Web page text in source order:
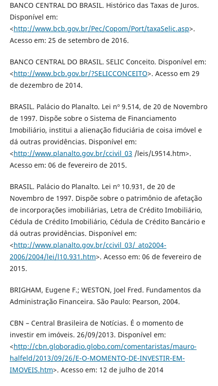
BANCO CENTRAL DO BRASIL. Histórico das Taxas de Juros.
Disponível em:
<http://www.bcb.gov.br/Pec/Copom/Port/taxaSelic.asp>.
Acesso em: 25 de setembro de 2016.
BANCO CENTRAL DO BRASIL. SELIC Conceito. Disponível em:
<http://www.bcb.gov.br/?SELICCONCEITO>. Acesso em 29
de dezembro de 2014.
BRASIL. Palácio do Planalto. Lei nº 9.514, de 20 de Novembro
de 1997. Dispõe sobre o Sistema de Financiamento
Imobiliário, institui a alienação fiduciária de coisa imóvel e
dá outras providências. Disponível em:
<http://www.planalto.gov.br/ccivil_03 /leis/L9514.htm>.
Acesso em: 06 de fevereiro de 2015.
BRASIL. Palácio do Planalto. Lei nº 10.931, de 20 de
Novembro de 1997. Dispõe sobre o patrimônio de afetação
de incorporações imobiliárias, Letra de Crédito Imobiliário,
Cédula de Crédito Imobiliário, Cédula de Crédito Bancário e
dá outras providências. Disponível em:
<http://www.planalto.gov.br/ccivil_03/_ato2004-
2006/2004/lei/l10.931.htm>. Acesso em: 06 de fevereiro de
2015.
BRIGHAM, Eugene F.; WESTON, Joel Fred. Fundamentos da
Administração Financeira. São Paulo: Pearson, 2004.
CBN – Central Brasileira de Notícias. É o momento de
investir em imóveis. 26/09/2013. Disponível em:
<http://cbn.globoradio.globo.com/comentaristas/mauro-
halfeld/2013/09/26/E-O-MOMENTO-DE-INVESTIR-EM-
IMOVEIS.htm>. Acesso em: 12 de julho de 2014